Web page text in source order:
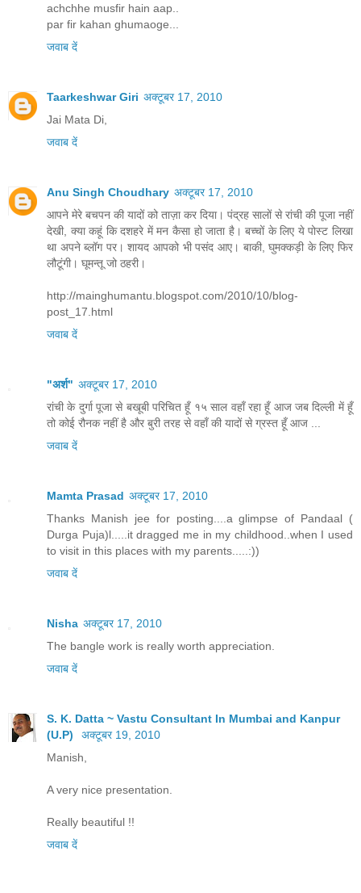
achchhe musfir hain aap..
par fir kahan ghumaoge...
जवाब दें
Taarkeshwar Giri अक्टूबर 17, 2010
Jai Mata Di,
जवाब दें
Anu Singh Choudhary अक्टूबर 17, 2010
आपने मेरे बचपन की यादों को ताज़ा कर दिया। पंद्रह सालों से रांची की पूजा नहीं
देखी, क्या कहूं कि दशहरे में मन कैसा हो जाता है। बच्चों के लिए ये पोस्ट लिखा
था अपने ब्लॉग पर। शायद आपको भी पसंद आए। बाकी, घुमक्कड़ी के लिए फिर
लौटूंगी। घूमन्तू जो ठहरी।
http://mainghumantu.blogspot.com/2010/10/blog-
post_17.html
जवाब दें
"अर्श" अक्टूबर 17, 2010
रांची के दुर्गा पूजा से बखूबी परिचित हूँ १५ साल वहाँ रहा हूँ आज जब दिल्ली में हूँ
तो कोई रौनक नहीं है और बुरी तरह से वहाँ की यादों से ग्रस्त हूँ आज ...
जवाब दें
Mamta Prasad अक्टूबर 17, 2010
Thanks Manish jee for posting....a glimpse of Pandaal (
Durga Puja)l.....it dragged me in my childhood..when I used
to visit in this places with my parents.....:))
जवाब दें
Nisha अक्टूबर 17, 2010
The bangle work is really worth appreciation.
जवाब दें
S. K. Datta ~ Vastu Consultant In Mumbai and Kanpur
(U.P)
अक्टूबर 19, 2010
Manish,
A very nice presentation.
Really beautiful !!
जवाब दें